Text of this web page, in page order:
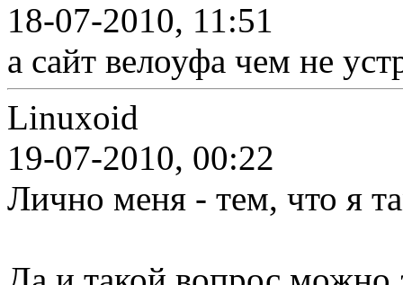
18-07-2010, 11:51
а сайт велоуфа чем не
Linuxoid
19-07-2010, 00:22
Лично меня - тем, что я